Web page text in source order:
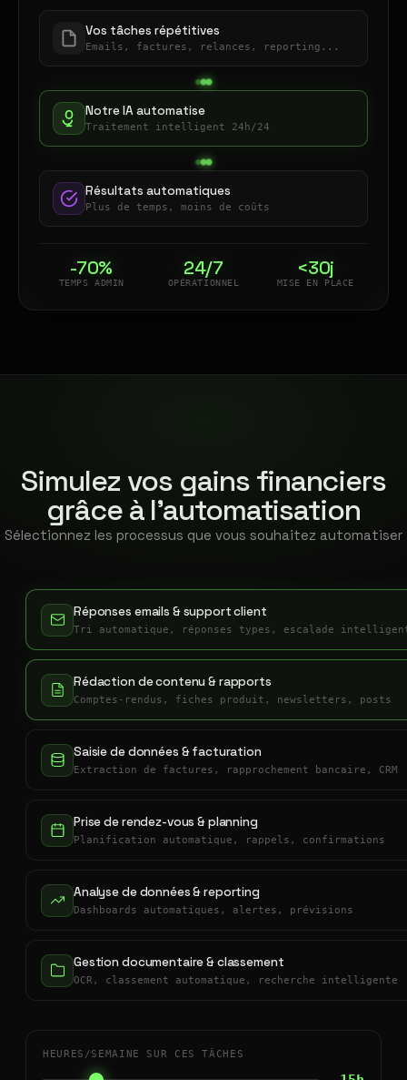
Vos tâches répétitives
Emails, factures, relances, reporting...
Notre IA automatise
Traitement intelligent 24h/24
Résultats automatiques
Plus de temps, moins de coûts
-70%
TEMPS ADMIN
24/7
OPÉRATIONNEL
<30j
MISE EN PLACE
Simulez vos gains financiers
grâce à l'automatisation
Sélectionnez les processus que vous souhaitez automatiser
Réponses emails & support client
Tri automatique, réponses types, escalade
Rédaction de contenu & rapports
Comptes-rendus, fiches produit, newsletters, posts
Saisie de données & facturation
Extraction de factures, rapprochement bancaire, CRM
Prise de rendez-vous & planning
Planification automatique, rappels, confirmations
Analyse de données & reporting
Dashboards automatiques, alertes, prévisions
Gestion documentaire & classement
OCR, classement automatique, recherche intelligente
HEURES/SEMAINE SUR CES TÂCHES